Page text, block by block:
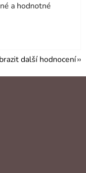
a hodnotné
další hodnocení